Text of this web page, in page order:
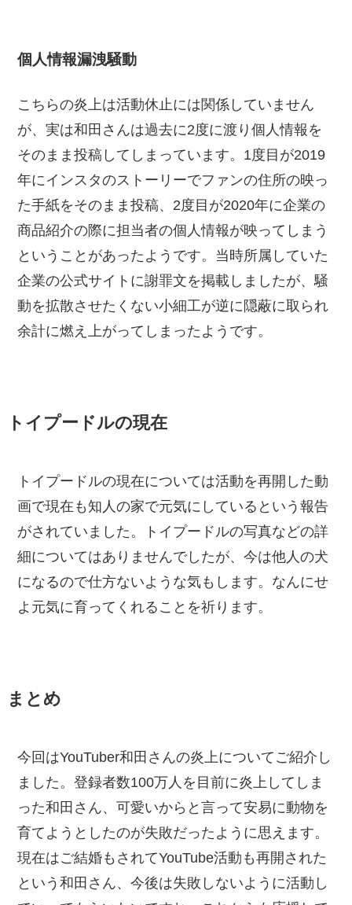
個人情報漏洩騒動
こちらの炎上は活動休止には関係していません
が、実は和田さんは過去に2度に渡り個人情報を
そのまま投稿してしまっています。1度目が2019
年にインスタのストーリーでファンの住所の映っ
た手紙をそのまま投稿、2度目が2020年に企業の
商品紹介の際に担当者の個人情報が映ってしまう
ということがあったようです。当時所属していた
企業の公式サイトに謝罪文を掲載しましたが、騒
動を拡散させたくない小細工が逆に隠蔽に取られ
余計に燃え上がってしまったようです。
トイプードルの現在
トイプードルの現在については活動を再開した動
画で現在も知人の家で元気にしているという報告
がされていました。トイプードルの写真などの詳
細についてはありませんでしたが、今は他人の犬
になるので仕方ないような気もします。なんにせ
よ元気に育ってくれることを祈ります。
まとめ
今回はYouTuber和田さんの炎上についてご紹介し
ました。登録者数100万人を目前に炎上してしま
った和田さん、可愛いからと言って安易に動物を
育てようとしたのが失敗だったように思えます。
現在はご結婚もされてYouTube活動も再開された
という和田さん、今後は失敗しないように活動し